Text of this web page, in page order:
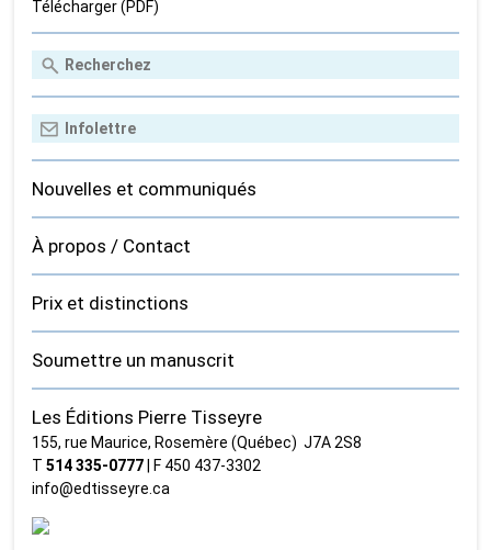
Télécharger (PDF)
Nouvelles et communiqués
À propos / Contact
Prix et distinctions
Soumettre un manuscrit
Les Éditions Pierre Tisseyre
155, rue Maurice, Rosemère (Québec) J7A 2S8
T514 335‑0777 | F 450 437‑3302
info@edtisseyre.ca